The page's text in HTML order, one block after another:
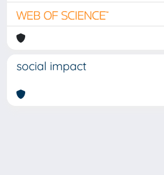
social impact